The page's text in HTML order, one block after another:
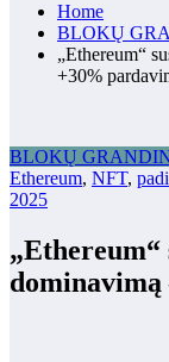
Home
BLOKŲ
„Ethereum“
+30%
BLOKŲ
Ethereum, NFT,
2025